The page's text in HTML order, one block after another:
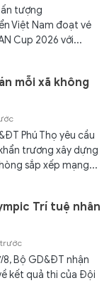
tượng
Việt Nam đoạt vé
Cup 2026 với...
mỗi xã không
Phú Thọ yêu cầu
trương xây dựng
sắp xếp mạng...
Trí tuệ nhân
trước
Bộ GD&ĐT nhận
kết quả thi của Đội